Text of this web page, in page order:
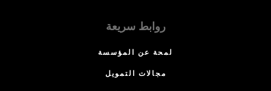
روابط سريعة
لمحة عن المؤسسة
مجالات التمويل